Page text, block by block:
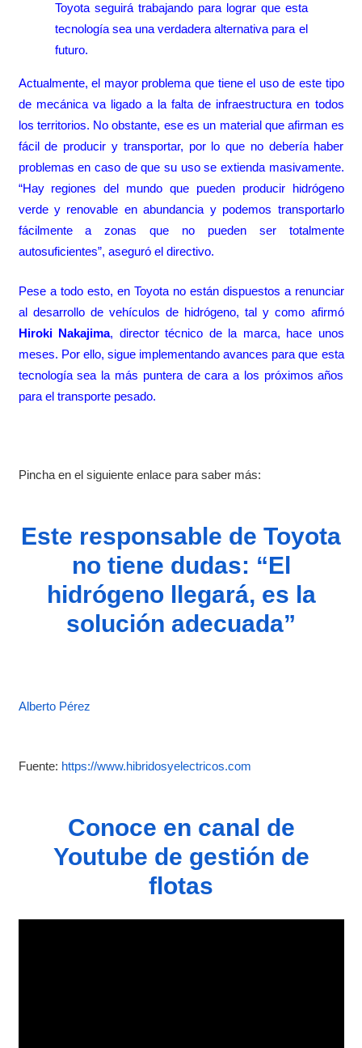
Toyota seguirá trabajando para lograr que esta
tecnología sea una verdadera alternativa para el
futuro.
Actualmente, el mayor problema que tiene el uso de este tipo
de mecánica va ligado a la falta de infraestructura en todos
los territorios. No obstante, ese es un material que afirman es
fácil de producir y transportar, por lo que no debería haber
problemas en caso de que su uso se extienda masivamente.
“Hay regiones del mundo que pueden producir hidrógeno
verde y renovable en abundancia y podemos transportarlo
fácilmente a zonas que no pueden ser totalmente
autosuficientes”, aseguró el directivo.
Pese a todo esto, en Toyota no están dispuestos a renunciar
al desarrollo de vehículos de hidrógeno, tal y como afirmó
Hiroki Nakajima, director técnico de la marca, hace unos
meses. Por ello, sigue implementando avances para que esta
tecnología sea la más puntera de cara a los próximos años
para el transporte pesado.
Pincha en el siguiente enlace para saber más:
Este responsable de Toyota
no tiene dudas: “El
hidrógeno llegará, es la
solución adecuada”
Alberto Pérez
Fuente: https://www.hibridosyelectricos.com
Conoce en canal de
Youtube de gestión de
flotas